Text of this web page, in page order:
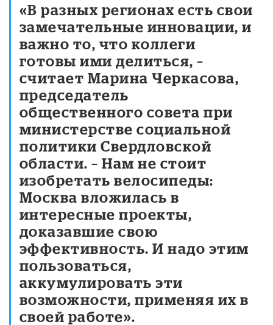
«В разных регионах есть свои
замечательные инновации, и
важно то, что коллеги
готовы ими делиться, –
считает Марина Черкасова,
председатель
общественного совета при
министерстве социальной
политики Свердловской
области. – Нам не стоит
изобретать велосипеды:
Москва вложилась в
интересные проекты,
доказавшие свою
эффективность. И надо этим
пользоваться,
аккумулировать эти
возможности, применяя их в
своей работе».